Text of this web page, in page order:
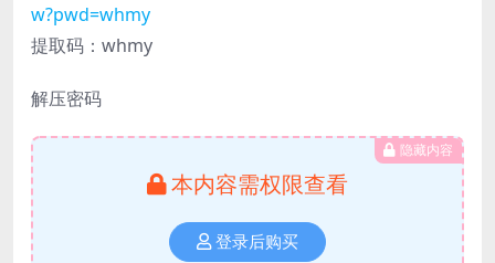
w?pwd=whmy
提取码：whmy
解压密码
隐藏内容
本内容需权限查看
登录后购买